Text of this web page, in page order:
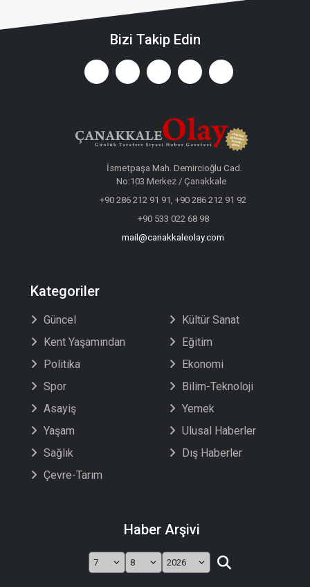
Bizi Takip Edin
İsmetpaşa Mah. Demircioğlu Cad.
No:103 Merkez / Çanakkale
+90 286 212 91 91, +90 286 212 91 92
+90 533 022 68 98
mail@canakkaleolay.com
Kategoriler
Güncel
Kent Yaşamından
Politika
Spor
Asayiş
Yaşam
Sağlık
Çevre-Tarım
Kültür Sanat
Eğitim
Ekonomi
Bilim-Teknoloji
Yemek
Ulusal Haberler
Dış Haberler
Haber Arşivi